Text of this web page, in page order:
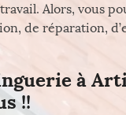
Alors, vous
de réparation,
à
!!